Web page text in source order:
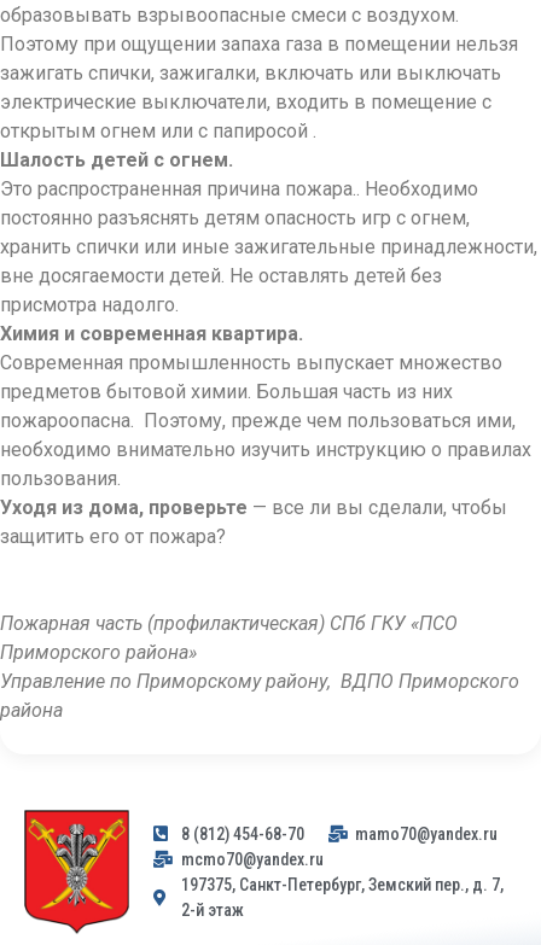
образовывать взрывоопасные смеси с воздухом.
Поэтому при ощущении запаха газа в помещении нельзя
зажигать спички, зажигалки, включать или выключать
электрические выключатели, входить в помещение с
открытым огнем или с папиросой .
Шалость детей с огнем.
Это распространенная причина пожара.. Необходимо
постоянно разъяснять детям опасность игр с огнем,
хранить спички или иные зажигательные принадлежности,
вне досягаемости детей. Не оставлять детей без
присмотра надолго.
Химия и современная квартира.
Современная промышленность выпускает множество
предметов бытовой химии. Большая часть из них
пожароопасна. Поэтому, прежде чем пользоваться ими,
необходимо внимательно изучить инструкцию о правилах
пользования.
Уходя из дома, проверьте — все ли вы сделали, чтобы
защитить его от пожара?
Пожарная часть (профилактическая) СПб ГКУ «ПСО
Приморского района»
Управление по Приморскому району, ВДПО Приморского
района
8 (812) 454-68-70
mamo70@yandex.ru
mcmo70@yandex.ru
197375, Санкт-Петербург, Земский пер., д. 7,
2-й этаж